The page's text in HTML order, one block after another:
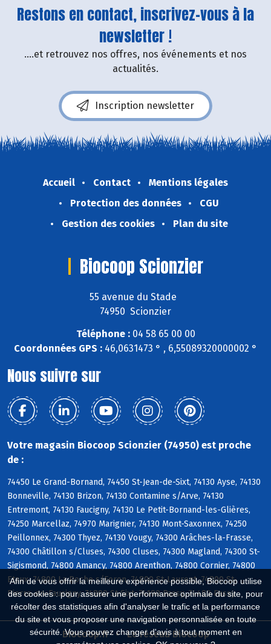
Afin de vous offrir la meilleure expérience possible, Biocoop utilise
des cookies : pour assurer une performance optimale du site, pour
récolter des statistiques afin d'analyser le trafic et la performance
du site et vous proposer une navigation personnalisée en toute
sécurité. Vous pouvez changer d'avis à tout moment en
Restons en contact, inscrivez-vous à la
newsletter !
....et retrouvez nos offres, nos événements et nos
actualités.
Inscription newsletter
Accueil Contact
Mentions légales
Protection des données
CGU
Gestion des cookies
Plan du site
Biocoop Scionzier
55 avenue du Stade
74950 Scionzier
Téléphone :04 58 65 00 00
Coordonnées GPS : 46,0631473 ° , 6,55089320000002 °
Nous suivre sur
Votre magasin Biocoop Scionzier (74950) est proche
de :
74450 Le Grand-Bornand, 74450 St-Jean-de-Sixt, 74130 Ayse, 74130
Bonneville, 74130 Brizon, 74130 Contamine s/Arve, 74130
Entremont, 74130 Faucigny, 74130 Le Petit-Bornand-les-Glières,
74250 Marcellaz, 74970 Marignier, 74130 Mont-Saxonnex, 74250
Peillonnex, 74300 Thyez, 74130 Vougy, 74300 Arâches-la-Frasse,
74300 Châtillon s/Cluses, 74300 Cluses, 74300 Magland, 74300 St-
Sigismond, 74800 Amancy, 74800 Arenthon, 74800 Cornier, 74800
Etaux, 74800 La Roche s/Foron, 74800 St-Laurent, 74800 St-
Pierre-en-Faucigny, 74800 St-Sixt, 74190 Passy, 74480 Passy
Biocoop.fr Le réseau Biocoop